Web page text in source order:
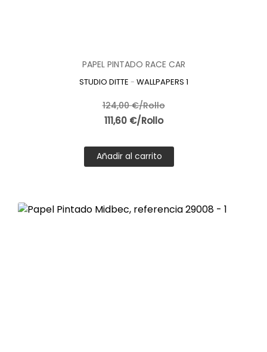
PAPEL PINTADO RACE CAR
STUDIO DITTE - WALLPAPERS 1
124,00 €/Rollo
111,60 €/Rollo
Añadir al carrito